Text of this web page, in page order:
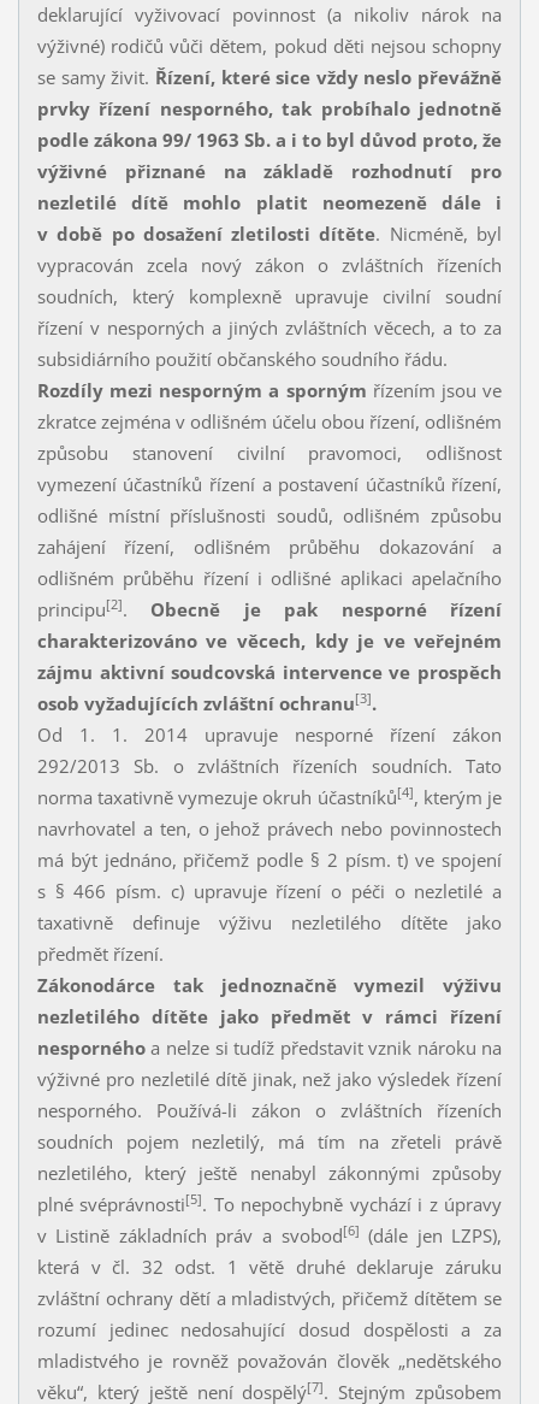
deklarující vyživovací povinnost (a nikoliv nárok na
výživné) rodičů vůči dětem, pokud děti nejsou schopny
se samy živit. Řízení, které sice vždy neslo převážně
prvky řízení nesporného, tak probíhalo jednotně
podle zákona 99/ 1963 Sb. a i to byl důvod proto, že
výživné přiznané na základě rozhodnutí pro
nezletilé dítě mohlo platit neomezeně dále i
v době po dosažení zletilosti dítěte. Nicméně, byl
vypracován zcela nový zákon o zvláštních řízeních
soudních, který komplexně upravuje civilní soudní
řízení v nesporných a jiných zvláštních věcech, a to za
subsidiárního použití občanského soudního řádu.
Rozdíly mezi nesporným a sporným řízením jsou ve
zkratce zejména v odlišném účelu obou řízení, odlišném
způsobu stanovení civilní pravomoci, odlišnost
vymezení účastníků řízení a postavení účastníků řízení,
odlišné místní příslušnosti soudů, odlišném způsobu
zahájení řízení, odlišném průběhu dokazování a
odlišném průběhu řízení i odlišné aplikaci apelačního
principu[2]. Obecně je pak nesporné řízení
charakterizováno ve věcech, kdy je ve veřejném
zájmu aktivní soudcovská intervence ve prospěch
osob vyžadujících zvláštní ochranu[3].
Od 1. 1. 2014 upravuje nesporné řízení zákon
292/2013 Sb. o zvláštních řízeních soudních. Tato
norma taxativně vymezuje okruh účastníků[4], kterým je
navrhovatel a ten, o jehož právech nebo povinnostech
má být jednáno, přičemž podle § 2 písm. t) ve spojení
s § 466 písm. c) upravuje řízení o péči o nezletilé a
taxativně definuje výživu nezletilého dítěte jako
předmět řízení.
Zákonodárce tak jednoznačně vymezil výživu
nezletilého dítěte jako předmět v rámci řízení
nespornéhoa nelze si tudíž představit vznik nároku na
výživné pro nezletilé dítě jinak, než jako výsledek řízení
nesporného. Používá-li zákon o zvláštních řízeních
soudních pojem nezletilý, má tím na zřeteli právě
nezletilého, který ještě nenabyl zákonnými způsoby
plné svéprávnosti[5]. To nepochybně vychází i z úpravy
v Listině základních práv a svobod[6] (dále jen LZPS),
která v čl. 32 odst. 1 větě druhé deklaruje záruku
zvláštní ochrany dětí a mladistvých, přičemž dítětem se
rozumí jedinec nedosahující dosud dospělosti a za
mladistvého je rovněž považován člověk „nedětského
věku“, který ještě není dospělý[7]. Stejným způsobem